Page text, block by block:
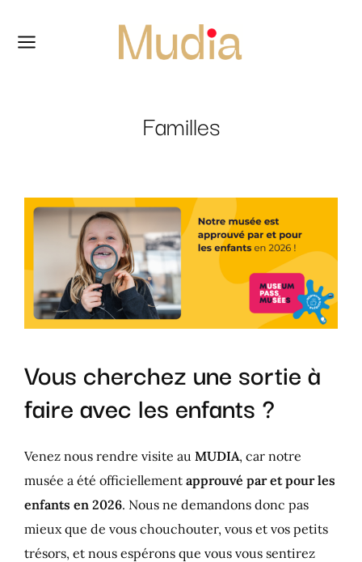
Familles
Vous cherchez une sortie à
faire avec les enfants ?
Venez nous rendre visite au MUDIA, car notre
musée a été officiellement approuvé par et pour les
enfants en 2026. Nous ne demandons donc pas
mieux que de vous chouchouter, vous et vos petits
trésors, et nous espérons que vous vous sentirez